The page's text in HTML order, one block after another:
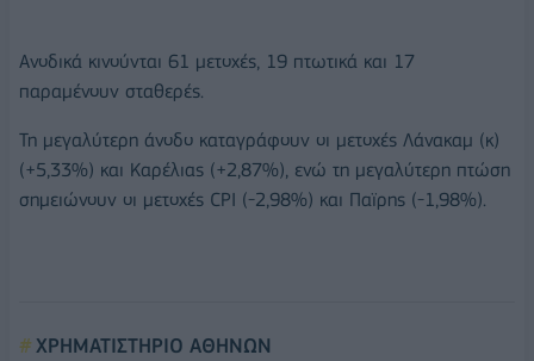
Ανοδικά κινούνται 61 μετοχές, 19 πτωτικά και 17
παραμένουν σταθερές.
Τη μεγαλύτερη άνοδο καταγράφουν οι μετοχές Λάνακαμ (κ)
(+5,33%) και Καρέλιας (+2,87%), ενώ τη μεγαλύτερη πτώση
σημειώνουν οι μετοχές CPI (-2,98%) και Παϊρης (-1,98%).
ΧΡΗΜΑΤΙΣΤΗΡΙΟ ΑΘΗΝΩΝ